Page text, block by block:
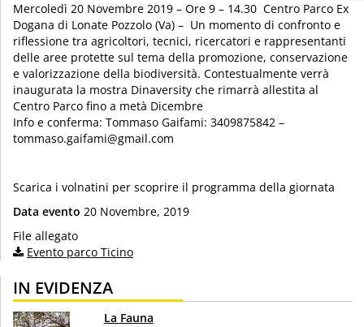
Mercoledì 20 Novembre 2019 – Ore 9 – 14.30 Centro Parco Ex
Dogana di Lonate Pozzolo (Va) – Un momento di confronto e
riflessione tra agricoltori, tecnici, ricercatori e rappresentanti
delle aree protette sul tema della promozione, conservazione
e valorizzazione della biodiversità. Contestualmente verrà
inaugurata la mostra Dinaversity che rimarrà allestita al
Centro Parco fino a metà Dicembre
Info e conferma: Tommaso Gaifami: 3409875842 –
tommaso.gaifami@gmail.com
Scarica i volnatini per scoprire il programma della giornata
Data evento 20 Novembre, 2019
File allegato
Evento parco Ticino
IN EVIDENZA
La Fauna